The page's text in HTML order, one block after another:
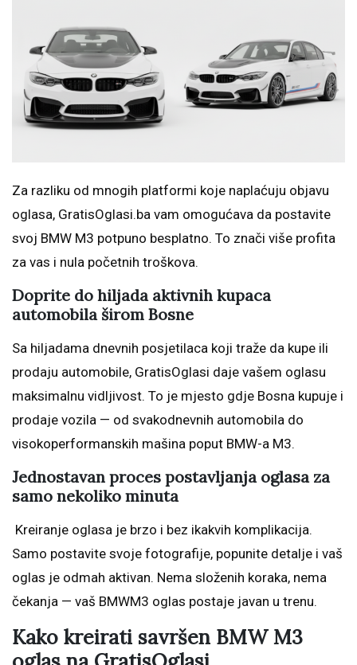
Za razliku od mnogih platformi koje naplaćuju objavu
oglasa, GratisOglasi.ba vam omogućava da postavite
svoj BMW M3 potpuno besplatno. To znači više profita
za vas i nula početnih troškova.
Doprite do hiljada aktivnih kupaca
automobila širom Bosne
Sa hiljadama dnevnih posjetilaca koji traže da kupe ili
prodaju automobile, GratisOglasi daje vašem oglasu
maksimalnu vidljivost. To je mjesto gdje Bosna kupuje i
prodaje vozila — od svakodnevnih automobila do
visokoperformanskih mašina poput BMW-a M3.
Jednostavan proces postavljanja oglasa za
samo nekoliko minuta
Kreiranje oglasa je brzo i bez ikakvih komplikacija.
Samo postavite svoje fotografije, popunite detalje i vaš
oglas je odmah aktivan. Nema složenih koraka, nema
čekanja — vaš BMWM3 oglas postaje javan u trenu.
Kako kreirati savršen BMW M3